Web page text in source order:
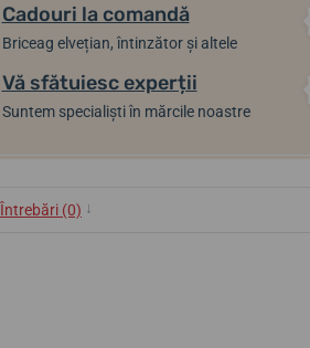
Cadouri la comandă
Briceag elvețian, întinzător și altele
Vă sfătuiesc experții
Suntem specialiști în mărcile noastre
Întrebări (0) ↓